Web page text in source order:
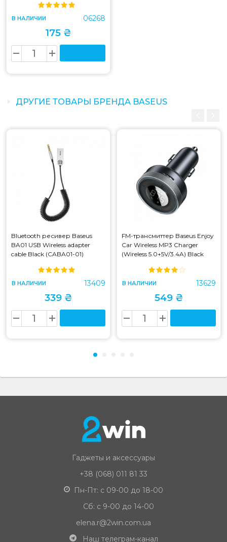
В НАЛИЧИИ 06268
175 ₴
ДРУГИЕ ТОВАРЫ БРЕНДА BASEUS
Bluetooth ресивер Baseus
BA01 USB Wireless adapter
cable Black (CABA01-01)
В НАЛИЧИИ 13409
339 ₴
FM-трансмиттер Baseus Enjoy
Car Wireless MP3 Charger
(Wireless 5.0+5V/3.4A) Black
В НАЛИЧИИ 13629
549 ₴
Гаджеты и аксессуары
+38 (068) 011 81 33
Пн-Пт: с 09-00 до 18-00
Сб: с 9-00 до 14-00
elena.r@2win.com.ua
Наш телеграм-канал